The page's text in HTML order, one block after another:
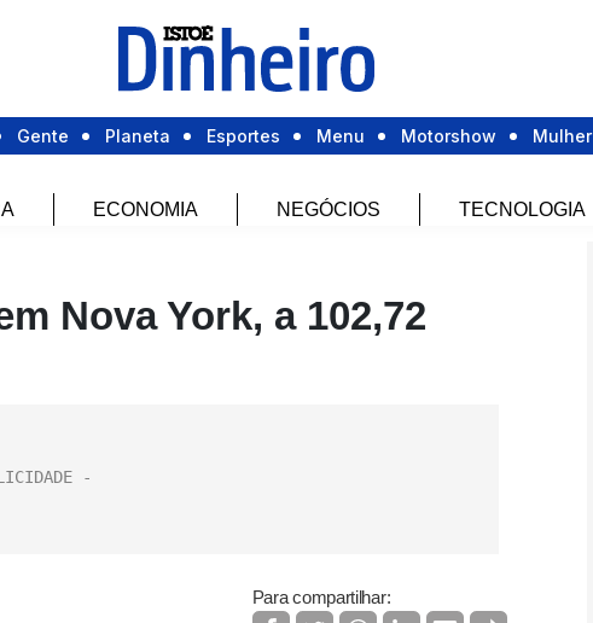
Gente Planeta Esportes Menu Motorshow Mulher
ECONOMIA NEGÓCIOS TECNOLOGIA
Nova York, a 102,72
Para compartilhar: